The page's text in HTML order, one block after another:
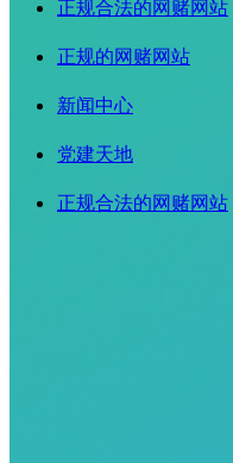
正规合法的网赌网站
正规的网赌网站
新闻中心
党建天地
正规合法的网赌网站